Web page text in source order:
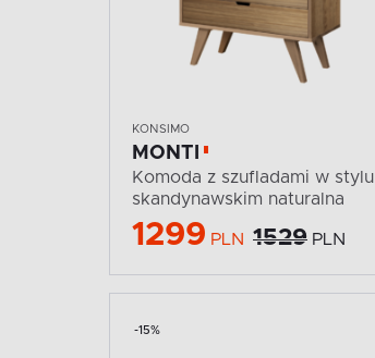
KONSIMO
MONTI
Komoda z szufladami w stylu
skandynawskim naturalna
1299 PLN 1529 PLN
-15%